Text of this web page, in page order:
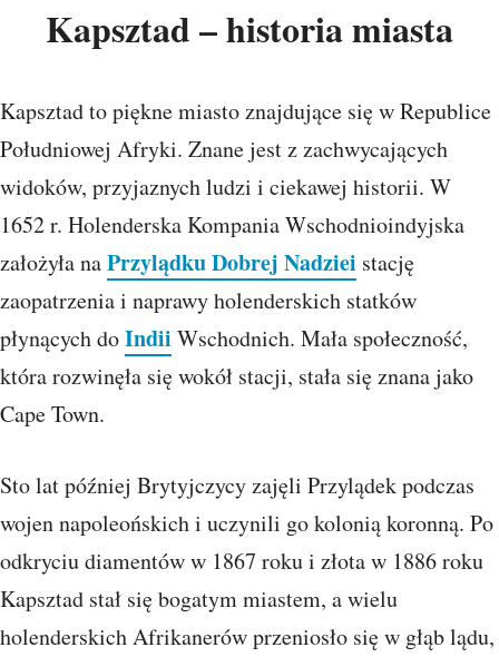
Kapsztad – historia miasta
Kapsztad to piękne miasto znajdujące się w Republice
Południowej Afryki. Znane jest z zachwycających
widoków, przyjaznych ludzi i ciekawej historii. W
1652 r. Holenderska Kompania Wschodnioindyjska
założyła naPrzylądku Dobrej Nadziei stację
zaopatrzenia i naprawy holenderskich statków
płynących doIndii Wschodnich. Mała społeczność,
która rozwinęła się wokół stacji, stała się znana jako
Cape Town.
Sto lat później Brytyjczycy zajęli Przylądek podczas
wojen napoleońskich i uczynili go kolonią koronną. Po
odkryciu diamentów w 1867 roku i złota w 1886 roku
Kapsztad stał się bogatym miastem, a wielu
holenderskich Afrikanerów przeniosło się w głąb lądu,